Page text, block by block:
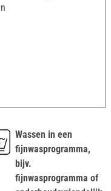
Wassen in een
fijnwasprogramma,
bijv.
fijnwasprogramma of